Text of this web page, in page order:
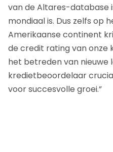
van de Altares-database
mondiaal is. Dus zelfs op
Amerikaanse continent
de credit rating van onze
het betreden van nieuwe
kredietbeoordelaar
voor succesvolle groei.”